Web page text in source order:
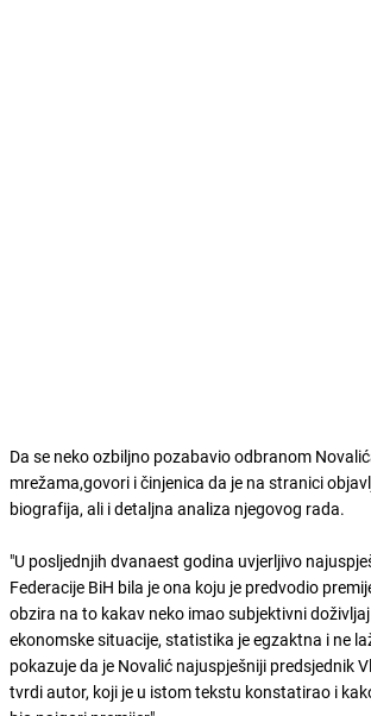
Da se neko ozbiljno pozabavio odbranom
mrežama,govori i činjenica da je na stranici
biografija, ali i detaljna analiza njegovog rada.
"U posljednjih dvanaest godina uvjerljivo
Federacije BiH bila je ona koju je predvodio
obzira na to kakav neko imao subjektivni
ekonomske situacije, statistika je egzaktna i ne
pokazuje da je Novalić najuspješniji predsjednik
tvrdi autor, koji je u istom tekstu konstatirao i